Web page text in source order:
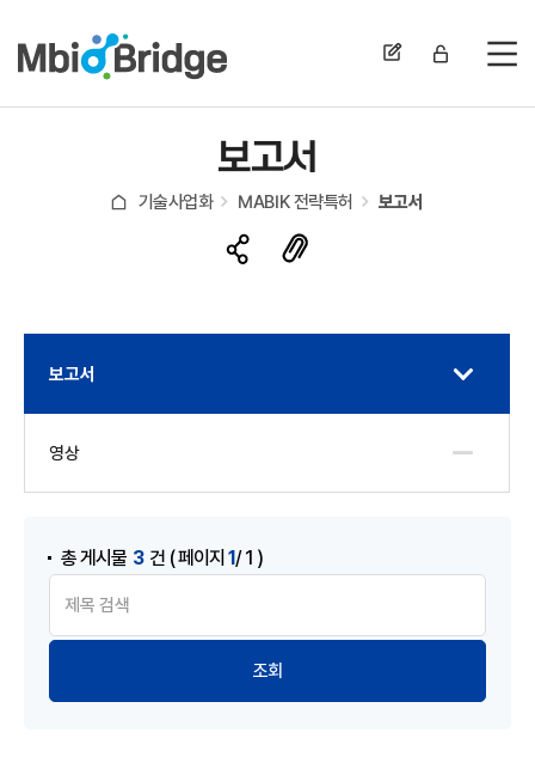
전
보고서
기술사업화 MABIK 전략특허 보고서
보고서
영상
총 게시물 3 건 ( 페이지 1/ 1 )